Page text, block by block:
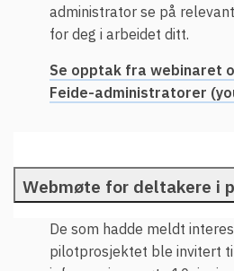
administrator se på
for deg i arbeidet ditt.
Se opptak fra webinaret
Feide-administratorer
Webmøte for deltakere i
De som hadde meldt
pilotprosjektet ble invitert